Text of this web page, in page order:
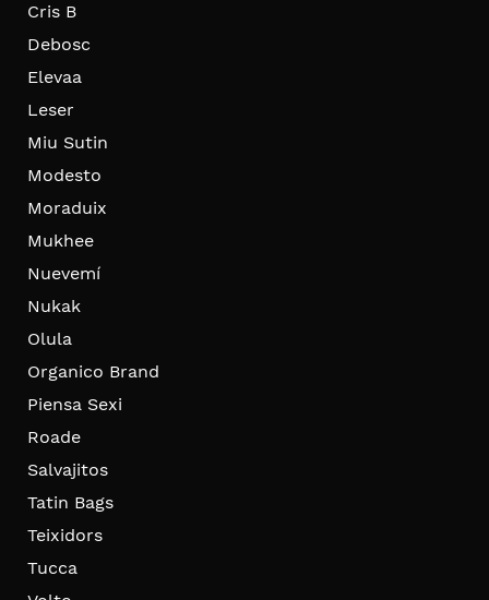
Cris B
Debosc
Elevaa
Leser
Miu Sutin
Modesto
Moraduix
Mukhee
Nuevemí
Nukak
Olula
Organico Brand
Piensa Sexi
Roade
Salvajitos
Tatin Bags
Teixidors
Tucca